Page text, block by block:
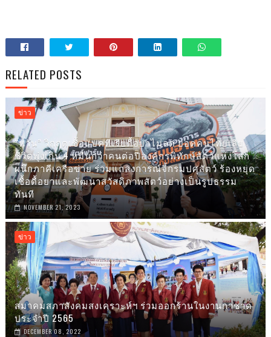
RELATED POSTS
ข่าว
“หวั่น”​ วิกฤตเชื้อแบคทีเรียดื้อยาไม่ลด ยอดคนไทยเสีย
ชีวิตพุ่งเกิน 4 หมื่นกว่าคนต่อปีองค์กรพิทักษ์สัตว์แห่งโลก
ผนึกภาคีเครือข่าย ร่วมแถลงการณ์จี้กรมปศุสัตว์ ร้องหยุด
เชื้อดื้อยาและพัฒนาสวัสดิภาพสัตว์อย่างเป็นรูปธรรม
ทันที
NOVEMBER 21, 2023
ข่าว
สมาคมสภาสังคมสงเคราะห์ฯ ร่วมออกร้านในงานกาชาด
ประจำปี 2565
DECEMBER 08, 2022